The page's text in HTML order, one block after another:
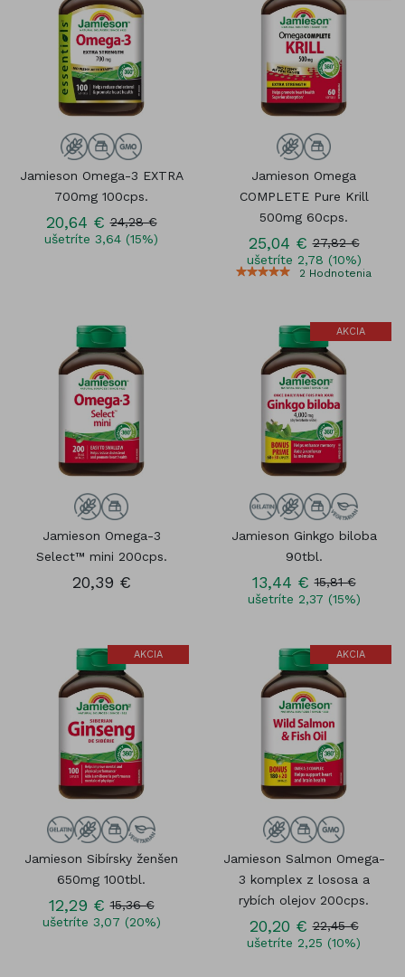
Jamieson Omega-3 EXTRA
700mg 100cps.
20,64 € 24,28 €
ušetríte 3,64 (15%)
Jamieson Omega
COMPLETE Pure Krill
500mg 60cps.
25,04 € 27,82 €
ušetríte 2,78 (10%)
2 Hodnotenia
Jamieson Omega-3
Select™ mini 200cps.
20,39 €
AKCIA
Jamieson Ginkgo biloba
90tbl.
13,44 € 15,81 €
ušetríte 2,37 (15%)
AKCIA
Jamieson Sibírsky ženšen
650mg 100tbl.
12,29 € 15,36 €
ušetríte 3,07 (20%)
AKCIA
Jamieson Salmon Omega-
3 komplex z lososa a
rybích olejov 200cps.
20,20 € 22,45 €
ušetríte 2,25 (10%)